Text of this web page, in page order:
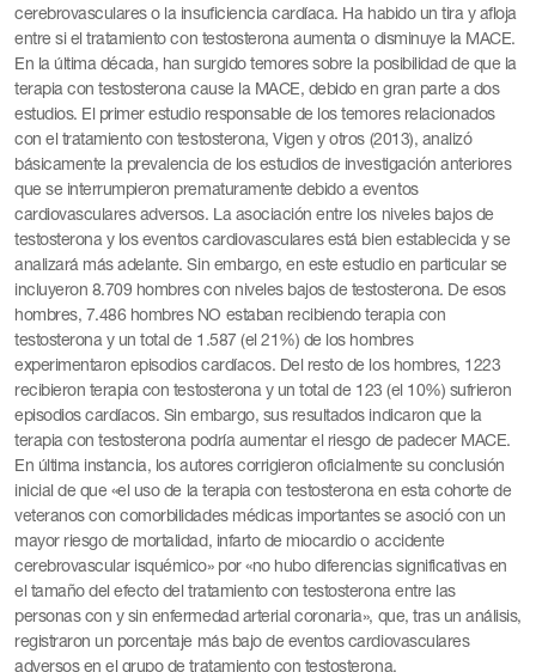
cerebrovasculares o la insuficiencia cardíaca. Ha habido un tira y afloja
entre si el tratamiento con testosterona aumenta o disminuye la MACE.
En la última década, han surgido temores sobre la posibilidad de que la
terapia con testosterona cause la MACE, debido en gran parte a dos
estudios. El primer estudio responsable de los temores relacionados
con el tratamiento con testosterona, Vigen y otros (2013), analizó
básicamente la prevalencia de los estudios de investigación anteriores
que se interrumpieron prematuramente debido a eventos
cardiovasculares adversos. La asociación entre los niveles bajos de
testosterona y los eventos cardiovasculares está bien establecida y se
analizará más adelante. Sin embargo, en este estudio en particular se
incluyeron 8.709 hombres con niveles bajos de testosterona. De esos
hombres, 7.486 hombres NO estaban recibiendo terapia con
testosterona y un total de 1.587 (el 21%) de los hombres
experimentaron episodios cardíacos. Del resto de los hombres, 1223
recibieron terapia con testosterona y un total de 123 (el 10%) sufrieron
episodios cardíacos. Sin embargo, sus resultados indicaron que la
terapia con testosterona podría aumentar el riesgo de padecer MACE.
En última instancia, los autores corrigieron oficialmente su conclusión
inicial de que «el uso de la terapia con testosterona en esta cohorte de
veteranos con comorbilidades médicas importantes se asoció con un
mayor riesgo de mortalidad, infarto de miocardio o accidente
cerebrovascular isquémico» por «no hubo diferencias significativas en
el tamaño del efecto del tratamiento con testosterona entre las
personas con y sin enfermedad arterial coronaria», que, tras un análisis,
registraron un porcentaje más bajo de eventos cardiovasculares
adversos en el grupo de tratamiento con testosterona.